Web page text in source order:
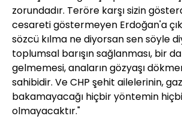
zorundadır. Teröre karşı sizin
cesareti göstermeyen Erdoğan'a
sözcü kılma ne diyorsan sen söyle
toplumsal barışın sağlanması, bir
gelmemesi, anaların gözyaşı
sahibidir. Ve CHP şehit ailelerinin,
bakamayacağı hiçbir yöntemin
olmayacaktır."